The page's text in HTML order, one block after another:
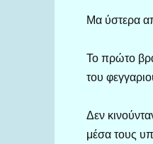
Μα ύστερα
Το πρώτο
του
Δεν
μέσα τους